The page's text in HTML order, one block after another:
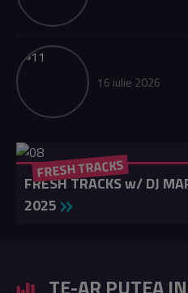
16 iulie 2026
FRESH TRACKS
FRESH TRACKS w/ DJ
2025